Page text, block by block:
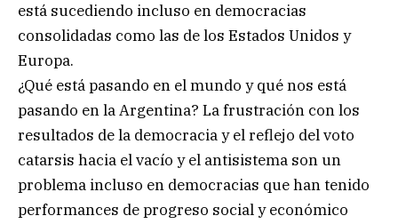
está sucediendo incluso en democracias
consolidadas como las de los Estados Unidos y
Europa.
¿Qué está pasando en el mundo y qué nos está
pasando en la Argentina? La frustración con los
resultados de la democracia y el reflejo del voto
catarsis hacia el vacío y el antisistema son un
problema incluso en democracias que han tenido
performances de progreso social y económico